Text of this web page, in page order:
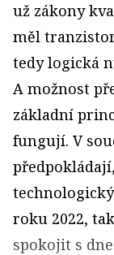
už zákony
měl
tedy logická
A možnost
základní
fungují. V
roku 2022,
spokojit s